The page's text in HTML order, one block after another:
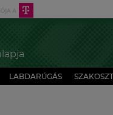
LABDARÚGÁS